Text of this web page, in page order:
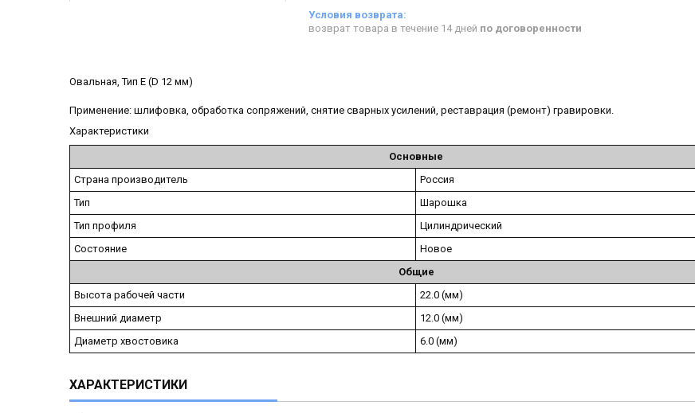
возврат товара в течение 14 дней по договоренности
Овальная, Тип E (D 12 мм)
Применение: шлифовка, обработка сопряжений, снятие сварных усилений, реставрация (ремонт) гравировки.
Характеристики
Основные
Страна производитель
Россия
Тип
Шарошка
Тип профиля
Цилиндрический
Состояние
Новое
Общие
Высота рабочей части
22.0 (мм)
Внешний диаметр
12.0 (мм)
Диаметр хвостовика
6.0 (мм)
ХАРАКТЕРИСТИКИ